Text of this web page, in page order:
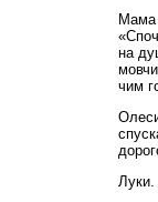
на
чим
Луки.